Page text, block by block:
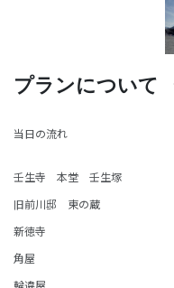
プランについて
当日の流れ
壬生寺 本堂 壬生塚
旧前川邸 東の蔵
新徳寺
角屋
輪違屋